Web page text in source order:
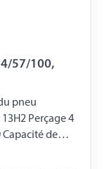
4/57/100,
pneu
Perçage 4
de